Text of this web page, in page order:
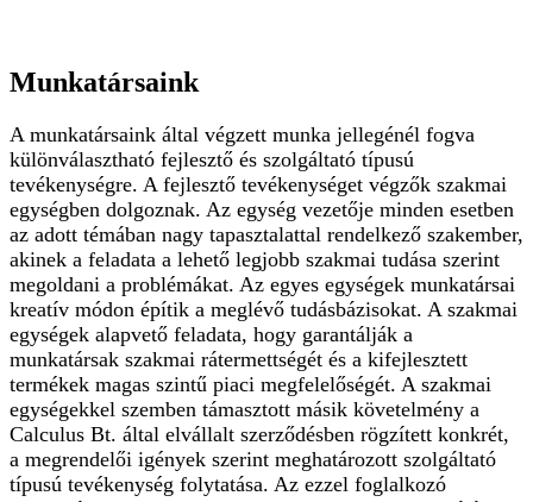
Munkatársaink
A munkatársaink által végzett munka jellegénél fogva
különválasztható fejlesztő és szolgáltató típusú
tevékenységre. A fejlesztő tevékenységet végzők szakmai
egységben dolgoznak. Az egység vezetője minden esetben
az adott témában nagy tapasztalattal rendelkező szakember,
akinek a feladata a lehető legjobb szakmai tudása szerint
megoldani a problémákat. Az egyes egységek munkatársai
kreatív módon építik a meglévő tudásbázisokat. A szakmai
egységek alapvető feladata, hogy garantálják a
munkatársak szakmai rátermettségét és a kifejlesztett
termékek magas szintű piaci megfelelőségét. A szakmai
egységekkel szemben támasztott másik követelmény a
Calculus Bt. által elvállalt szerződésben rögzített konkrét,
a megrendelői igények szerint meghatározott szolgáltató
típusú tevékenység folytatása. Az ezzel foglalkozó